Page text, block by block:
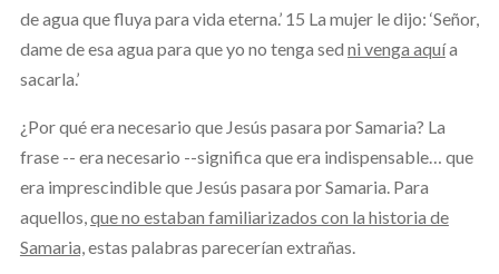
de agua que fluya para vida eterna.’ 15 La mujer le dijo: ‘Señor,
dame de esa agua para que yo no tenga sed ni venga aquía
sacarla.’
¿Por qué era necesario que Jesús pasara por Samaria? La
frase -- era necesario --significa que era indispensable… que
era imprescindible que Jesús pasara por Samaria. Para
aquellos,que no estaban familiarizados con la historia de
Samaria,estas palabras parecerían extrañas.